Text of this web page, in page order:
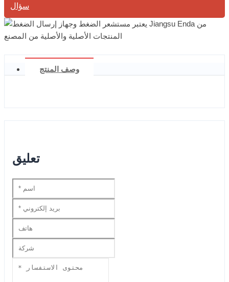
سؤال
وصف المنتج
تعليق